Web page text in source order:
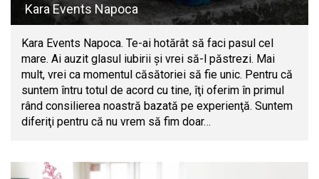
Kara Events Napoca
Kara Events Napoca. Te-ai hotărât să faci pasul cel
mare. Ai auzit glasul iubirii şi vrei să-l păstrezi. Mai
mult, vrei ca momentul căsătoriei să fie unic. Pentru că
suntem întru totul de acord cu tine, îţi oferim în primul
rând consilierea noastră bazată pe experienţă. Suntem
diferiţi pentru că nu vrem să fim doar…